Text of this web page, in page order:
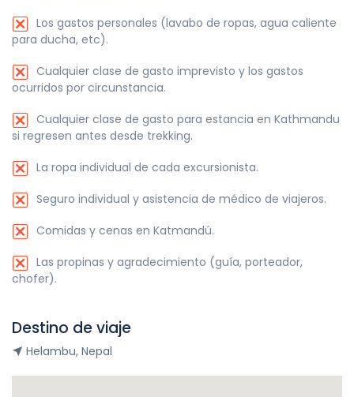
Los gastos personales (lavabo de ropas, agua caliente
para ducha, etc).
Cualquier clase de gasto imprevisto y los gastos
ocurridos por circunstancia.
Cualquier clase de gasto para estancia en Kathmandu
si regresen antes desde trekking.
La ropa individual de cada excursionista.
Seguro individual y asistencia de médico de viajeros.
Comidas y cenas en Katmandú.
Las propinas y agradecimiento (guía, porteador,
chofer).
Destino de viaje
Helambu, Nepal